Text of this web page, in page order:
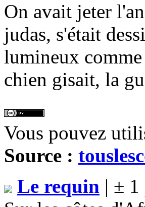
On avait jeter
judas, s'était
lumineux
chien gisait, la
Vous pouvez
Source :
Le requin | ± 1